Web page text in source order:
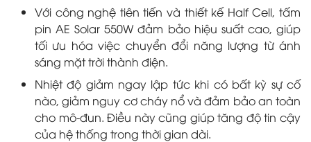
Với công nghệ tiên tiến và thiết kế Half Cell, tấm
pin AE Solar 550W đảm bảo hiệu suất cao, giúp
tối ưu hóa việc chuyển đổi năng lượng từ ánh
sáng mặt trời thành điện.
Nhiệt độ giảm ngay lập tức khi có bất kỳ sự cố
nào, giảm nguy cơ cháy nổ và đảm bảo an toàn
cho mô-đun. Điều này cũng giúp tăng độ tin cậy
của hệ thống trong thời gian dài.